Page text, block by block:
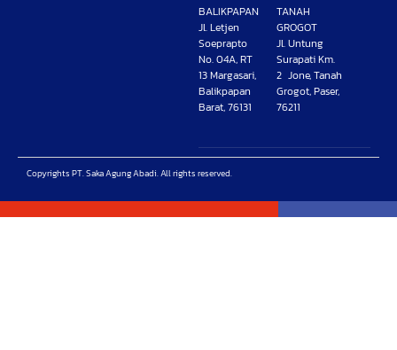
BALIKPAPAN
Jl. Letjen
Soeprapto
No. 04A, RT
13 Margasari,
Balikpapan
Barat, 76131
TANAH
GROGOT
Jl. Untung
Surapati Km.
2 Jone, Tanah
Grogot, Paser,
76211
Copyrights PT. Saka Agung Abadi. All rights reserved.